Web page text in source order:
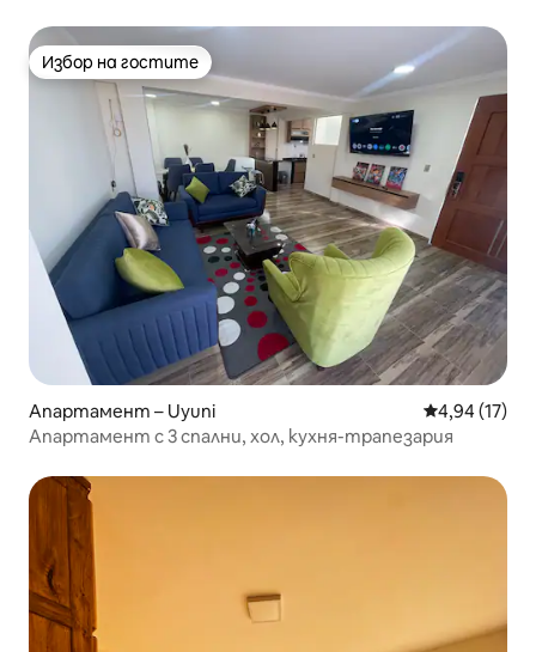
Избор на гостите
Избор на гостите
Апартамент – Uyuni Средна
4,94 (17)
Апартамент с 3 спални, хол, кухня-трапезария